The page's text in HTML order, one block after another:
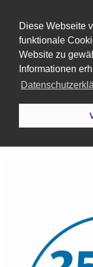
Diese Webseite
funktionale
Website zu
Informationen